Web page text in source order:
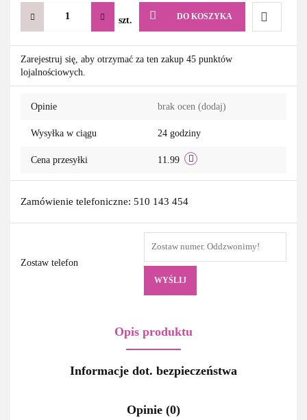
szt. DO KOSZYKA
Do
Zarejestruj się, aby otrzymać za ten zakup 45 punktów
lojalnościowych.
Opinie brak ocen (dodaj)
Wysyłka w ciągu 24 godziny
Cena przesyłki 11.99
Zamówienie telefoniczne: 510 143 454
Zostaw telefon
WYŚLIJ
Opis produktu
Informacje dot. bezpieczeństwa
Opinie (0)